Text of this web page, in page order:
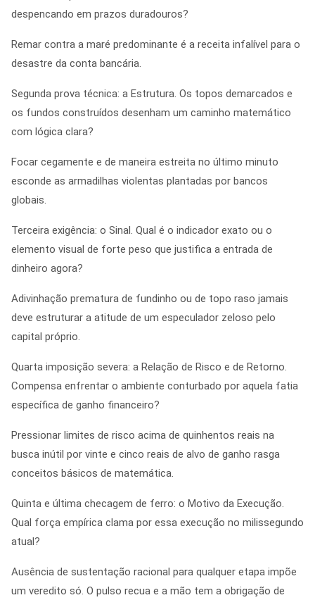
despencando em prazos duradouros?
Remar contra a maré predominante é a receita infalível para o
desastre da conta bancária.
Segunda prova técnica: a Estrutura. Os topos demarcados e
os fundos construídos desenham um caminho matemático
com lógica clara?
Focar cegamente e de maneira estreita no último minuto
esconde as armadilhas violentas plantadas por bancos
globais.
Terceira exigência: o Sinal. Qual é o indicador exato ou o
elemento visual de forte peso que justifica a entrada de
dinheiro agora?
Adivinhação prematura de fundinho ou de topo raso jamais
deve estruturar a atitude de um especulador zeloso pelo
capital próprio.
Quarta imposição severa: a Relação de Risco e de Retorno.
Compensa enfrentar o ambiente conturbado por aquela fatia
específica de ganho financeiro?
Pressionar limites de risco acima de quinhentos reais na
busca inútil por vinte e cinco reais de alvo de ganho rasga
conceitos básicos de matemática.
Quinta e última checagem de ferro: o Motivo da Execução.
Qual força empírica clama por essa execução no milissegundo
atual?
Ausência de sustentação racional para qualquer etapa impõe
um veredito só. O pulso recua e a mão tem a obrigação de